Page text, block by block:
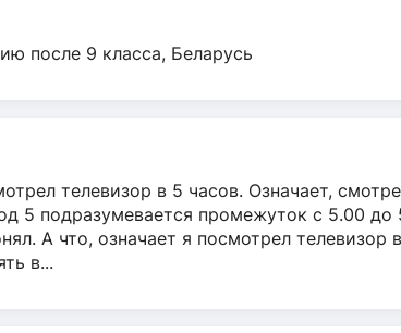
после 9 класса, Беларусь
телевизор в 5 часов. Означает,
5 подразумевается промежуток с 5.00 до
А что, означает я посмотрел телевизор
в...